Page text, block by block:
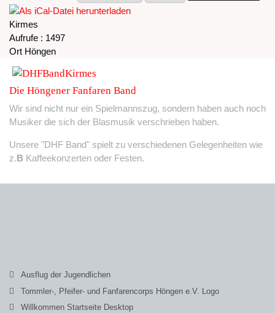
Kirmes
Aufrufe : 1497
Ort Höngen
Die Höngener Fanfaren Band
Wir sind nicht nur ein Spielmannszug, sondern haben auch noch
Musiker die sich der Blasmusik verschrieben haben.
Unsere "DHF Band" spielt zu verschiedenen Gelegenheiten wie
z.B Kaffeekonzerten oder Festen.
Ausflug der Jugendlichen
Tommler-, Pfeifer- und Fanfarencorps Höngen e.V. Logo
Willkommen Startseite Desktop